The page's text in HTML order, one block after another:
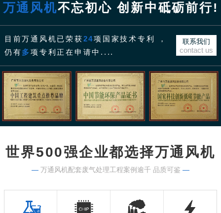
万通风机不忘初心 创新中砥砺前行!
目前万通风机已荣获24项国家技术专利 ，
仍有多项专利正在申请中....
联系我们
contact us
世界500强企业都选择万通风机
— 万通风机配套废气处理工程案例逾千 品质可鉴 —